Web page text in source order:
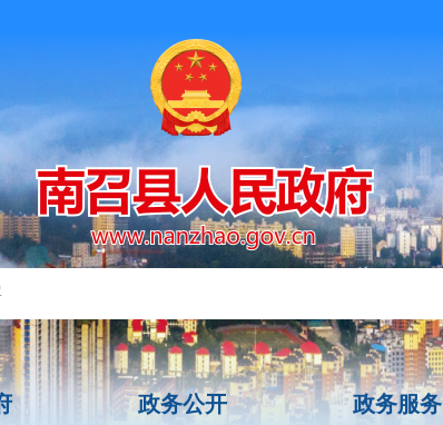
政务公开 政务服务